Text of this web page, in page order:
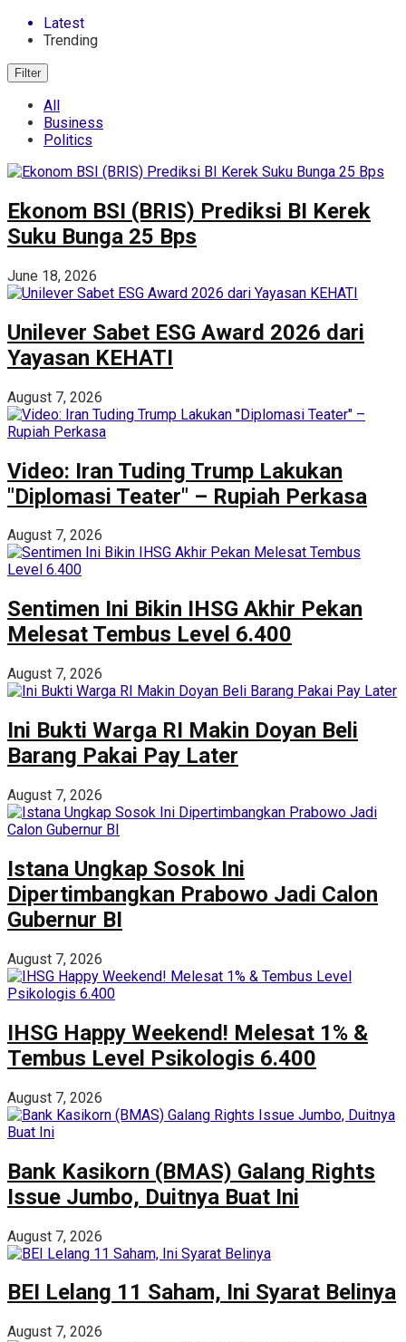
Latest
Trending
Filter
All
Business
Politics
Ekonom BSI (BRIS) Prediksi BI Kerek
Suku Bunga 25 Bps
June 18, 2026
Unilever Sabet ESG Award 2026 dari
Yayasan KEHATI
August 7, 2026
Video: Iran Tuding Trump Lakukan
"Diplomasi Teater" – Rupiah Perkasa
August 7, 2026
Sentimen Ini Bikin IHSG Akhir Pekan
Melesat Tembus Level 6.400
August 7, 2026
Ini Bukti Warga RI Makin Doyan Beli
Barang Pakai Pay Later
August 7, 2026
Istana Ungkap Sosok Ini
Dipertimbangkan Prabowo Jadi Calon
Gubernur BI
August 7, 2026
IHSG Happy Weekend! Melesat 1% &
Tembus Level Psikologis 6.400
August 7, 2026
Bank Kasikorn (BMAS) Galang Rights
Issue Jumbo, Duitnya Buat Ini
August 7, 2026
BEI Lelang 11 Saham, Ini Syarat Belinya
August 7, 2026